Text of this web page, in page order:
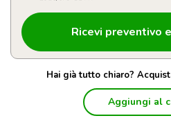
Hai già tutto chiaro?
Aggiungi al